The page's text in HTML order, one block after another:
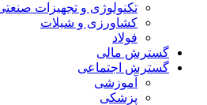
تکنولوژی و تجهیزات
کشاورزی و شیلات
فولاد
گسترش مالی
گسترش اجتماعی
آموزشی
پزشکی